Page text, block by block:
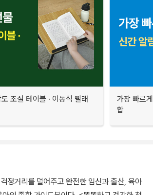
조절 테이블 · 이동식 빨래
가장 빠르
합
정거리를 덜어주고 완전한 임신과 출산, 육아